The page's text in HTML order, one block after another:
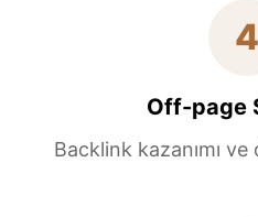
4
Off-page
Backlink kazanımı